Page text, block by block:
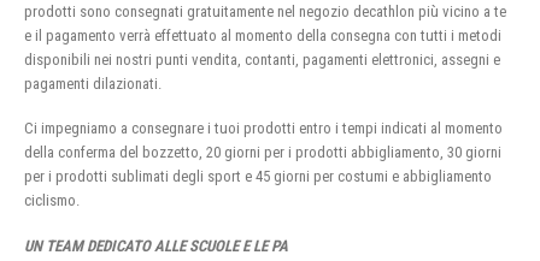
prodotti sono consegnati gratuitamente nel negozio decathlon più vicino a te
e il pagamento verrà effettuato al momento della consegna con tutti i metodi
disponibili nei nostri punti vendita, contanti, pagamenti elettronici, assegni e
pagamenti dilazionati.
Ci impegniamo a consegnare i tuoi prodotti entro i tempi indicati al momento
della conferma del bozzetto, 20 giorni per i prodotti abbigliamento, 30 giorni
per i prodotti sublimati degli sport e 45 giorni per costumi e abbigliamento
ciclismo.
UN TEAM DEDICATO ALLE SCUOLE E LE PA